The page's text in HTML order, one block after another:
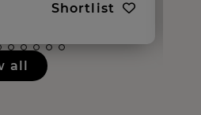
Shortlist
all